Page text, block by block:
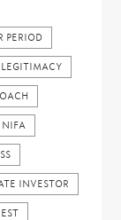
PERIOD
LEGITIMACY
NIFA
INVESTOR